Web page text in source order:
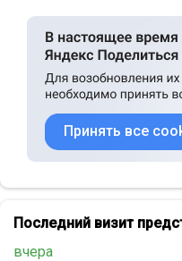
Принять все
Последний визит
вчера